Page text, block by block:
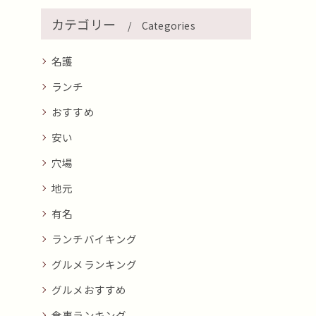
カテゴリー Categories
名護
ランチ
おすすめ
安い
穴場
地元
有名
ランチバイキング
グルメランキング
グルメおすすめ